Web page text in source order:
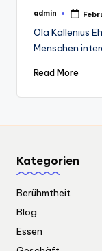
Posted
admin
Ola Källenius
Menschen
Read More
Kategorien
Berühmtheit
Blog
Essen